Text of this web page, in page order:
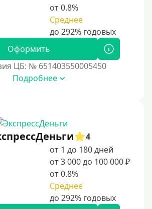
(продлением)
платежом
переплаты
30 дней
от 0.8%
Среднее
Оформить
ЦБ: № 651403550005450
Подробнее
4
от 1 до 180 дней
от 3 000 до 100 000 ₽
от 0.8%
Среднее